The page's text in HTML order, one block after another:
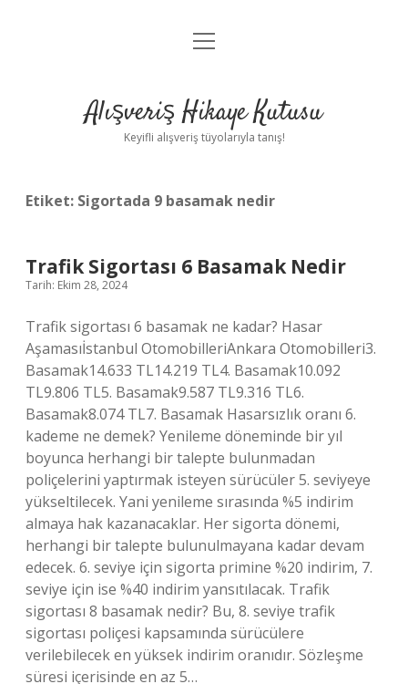
Anasayfa
Yasal Uyarı
menüyü
Alışveriş Hikaye Kutusu
Keyifli alışveriş tüyolarıyla tanış!
Etiket: Sigortada 9 basamak nedir
Trafik Sigortası 6 Basamak Nedir
Tarih: Ekim 28, 2024
Trafik sigortası 6 basamak ne kadar? Hasar
Aşamasıİstanbul OtomobilleriAnkara Otomobilleri3.
Basamak14.633 TL14.219 TL4. Basamak10.092
TL9.806 TL5. Basamak9.587 TL9.316 TL6.
Basamak8.074 TL7. Basamak Hasarsızlık oranı 6.
kademe ne demek? Yenileme döneminde bir yıl
boyunca herhangi bir talepte bulunmadan
poliçelerini yaptırmak isteyen sürücüler 5. seviyeye
yükseltilecek. Yani yenileme sırasında %5 indirim
almaya hak kazanacaklar. Her sigorta dönemi,
herhangi bir talepte bulunulmayana kadar devam
edecek. 6. seviye için sigorta primine %20 indirim, 7.
seviye için ise %40 indirim yansıtılacak. Trafik
sigortası 8 basamak nedir? Bu, 8. seviye trafik
sigortası poliçesi kapsamında sürücülere
verilebilecek en yüksek indirim oranıdır. Sözleşme
süresi içerisinde en az 5…